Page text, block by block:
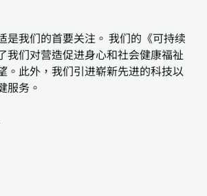
是我们的首要关注。 我们的《可持续
我们对营造促进身心和社会健康福祉
。此外，我们引进崭新先进的科技以
服务。